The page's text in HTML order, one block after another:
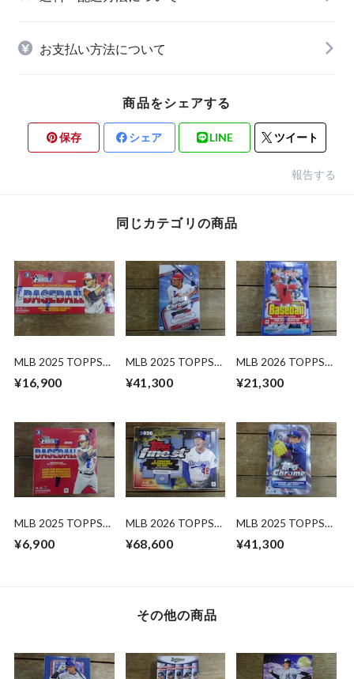
お支払い方法について
商品をシェアする
保存 シェア LINE ツイート
報告する
同じカテゴリの商品
MLB 2025 TOPPS
未開封 BOX
¥16,900
MLB 2025 TOPPS
SERIES HOBBY 未開
¥41,300
MLB 2026 TOPPS
未開封 BOX
¥21,300
MLB 2025 TOPPS
BOX 未開封 1BOX
¥6,900
MLB 2026 TOPPS
開封 BOX
¥68,600
MLB 2025 TOPPS
開封 BOX
¥41,300
その他の商品